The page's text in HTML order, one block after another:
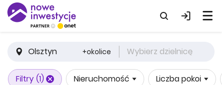
Olsztyn +okolice Wybierz dzielnicę
Filtry (1) Nieruchomość Liczba pokoi